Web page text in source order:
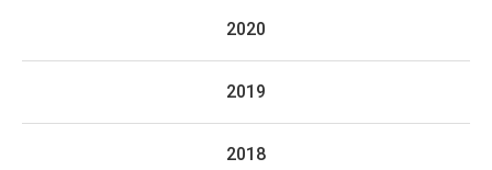
2020
2019
2018